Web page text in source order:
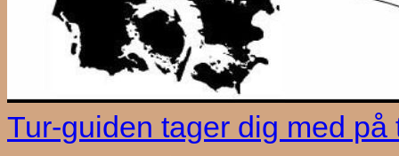
Tur-guiden tager dig med